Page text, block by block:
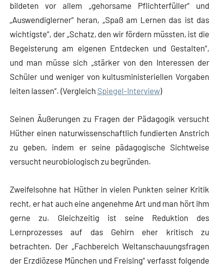
bildeten vor allem „gehorsame Pflichterfüller“ und
„Auswendiglerner“ heran, „Spaß am Lernen das ist das
wichtigste“, der „Schatz, den wir fördern müssten, ist die
Begeisterung am eigenen Entdecken und Gestalten“,
und man müsse sich „stärker von den Interessen der
Schüler und weniger von kultusministeriellen Vorgaben
leiten lassen“. (Vergleich Spiegel-Interview)
Seinen Äußerungen zu Fragen der Pädagogik versucht
Hüther einen naturwissenschaftlich fundierten Anstrich
zu geben, indem er seine pädagogische Sichtweise
versucht neurobiologisch zu begründen.
Zweifelsohne hat Hüther in vielen Punkten seiner Kritik
recht, er hat auch eine angenehme Art und man hört ihm
gerne zu. Gleichzeitig ist seine Reduktion des
Lernprozesses auf das Gehirn eher kritisch zu
betrachten. Der „Fachbereich Weltanschauungsfragen
der Erzdiözese München und Freising“ verfasst folgende